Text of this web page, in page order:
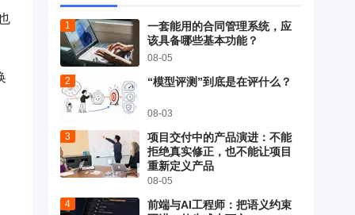
一套能用的合同管理系统，应
该具备哪些基本功能？
08-05
“模型评测”到底是在评什么？
08-03
项目交付中的产品演进：不能
拒绝真实修正，也不能让项目
重新定义产品
08-05
前端与AI工程师：把语义约束